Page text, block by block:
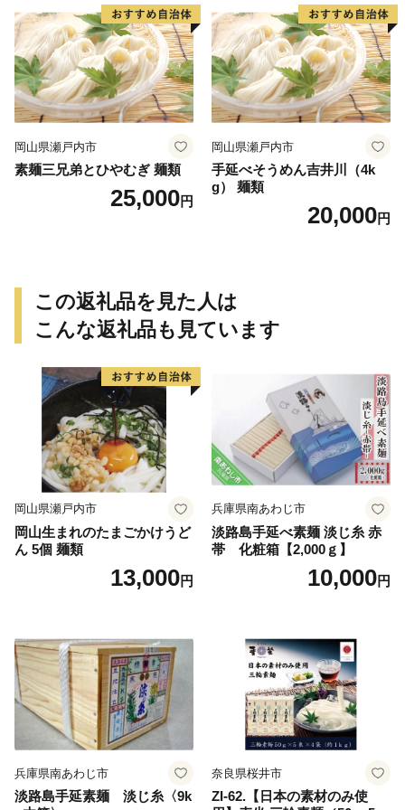
岡山県瀬戸内市
素麺三兄弟とひやむぎ 麺類
25,000円
岡山県瀬戸内市
手延べそうめん吉井川（4k
g） 麺類
20,000円
この返礼品を見た人は
こんな返礼品も見ています
岡山県瀬戸内市
岡山生まれのたまごかけうど
ん 5個 麺類
13,000円
兵庫県南あわじ市
淡路島手延べ素麺 淡じ糸 赤
帯 化粧箱【2,000ｇ】
10,000円
兵庫県南あわじ市
淡路島手延素麺 淡じ糸〈9k
奈良県桜井市
ZI-62.【日本の素材のみ使